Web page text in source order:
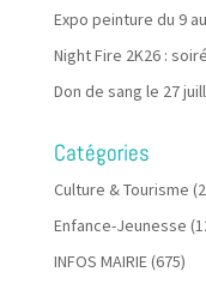
Expo peinture du 9
Night Fire 2K26 :
Don de sang le 27
Catégories
Culture & Tourisme
Enfance-Jeunesse
INFOS MAIRIE(675)